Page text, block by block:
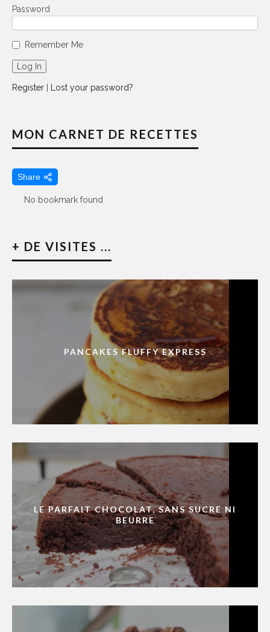
Password
Remember Me
Register Lost your password?
MON CARNET DE RECETTES
Share
No bookmark found
+ DE VISITES ...
PANCAKES FLUFFY EXPRESS
LE PARFAIT CHOCOLAT, SANS SUCRE NI
BEURRE